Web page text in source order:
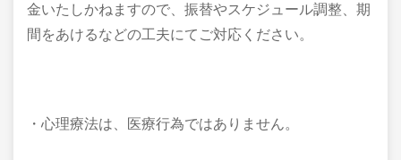
金いたしかねますので、振替やスケジュール調整、期
間をあけるなどの工夫にてご対応ください。
・心理療法は、医療行為ではありません。